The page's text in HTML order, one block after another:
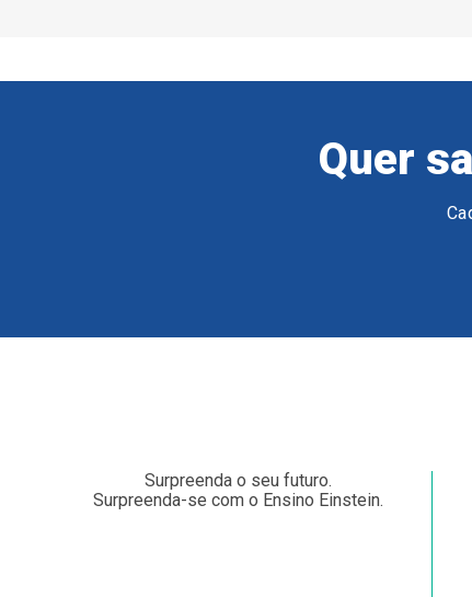
Quer
Surpreenda o seu futuro.
Surpreenda-se com o Ensino Einstein.